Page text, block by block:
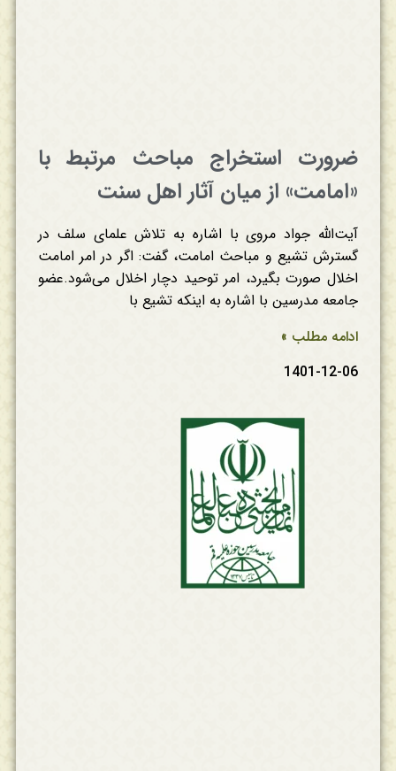
ضرورت استخراج مباحث مرتبط با
«امامت» از میان آثار اهل سنت
آیت‌الله جواد مروی با اشاره به تلاش علمای سلف در
گسترش تشیع و مباحث امامت، گفت: اگر در امر امامت
اخلال صورت بگیرد، امر توحید دچار اخلال می‌شود.عضو
جامعه مدرسین با اشاره به اینکه تشیع با
ادامه مطلب »
1401-12-06